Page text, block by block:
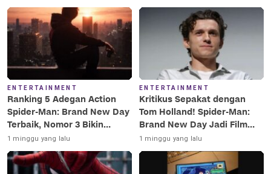
ENTERTAINMENT
Ranking 5 Adegan Action
Spider-Man: Brand New Day
Terbaik, Nomor 3 Bikin
Terkesima!
1 minggu yang lalu
ENTERTAINMENT
Kritikus Sepakat dengan
Tom Holland! Spider-Man:
Brand New Day Jadi Film
Terbaik Era MCU
1 minggu yang lalu